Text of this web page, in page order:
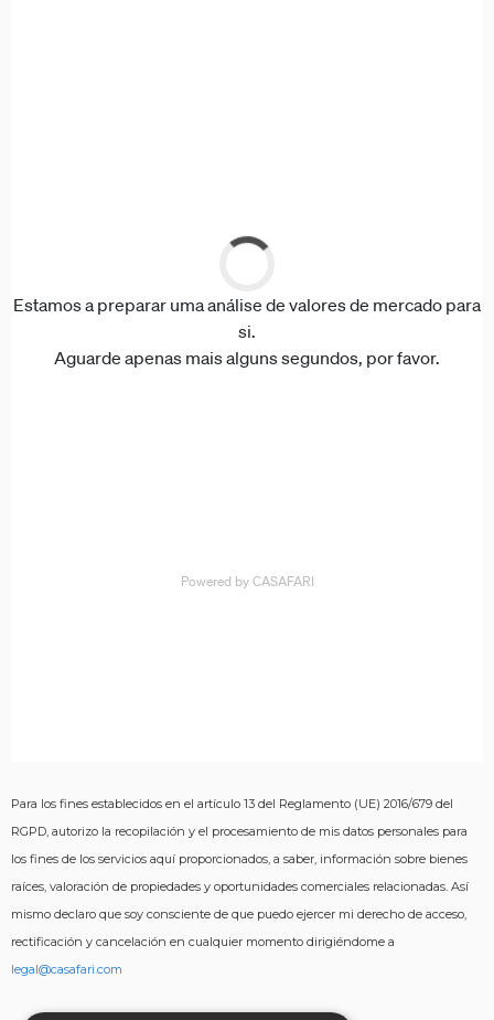
Para los fines establecidos en el artículo 13 del Reglamento (UE) 2016/679 del
RGPD, autorizo ​​la recopilación y el procesamiento de mis datos personales para
los fines de los servicios aquí proporcionados, a saber, información sobre bienes
raíces, valoración de propiedades y oportunidades comerciales relacionadas. Así
mismo declaro que soy consciente de que puedo ejercer mi derecho de acceso,
rectificación y cancelación en cualquier momento dirigiéndome a
legal@casafari.com